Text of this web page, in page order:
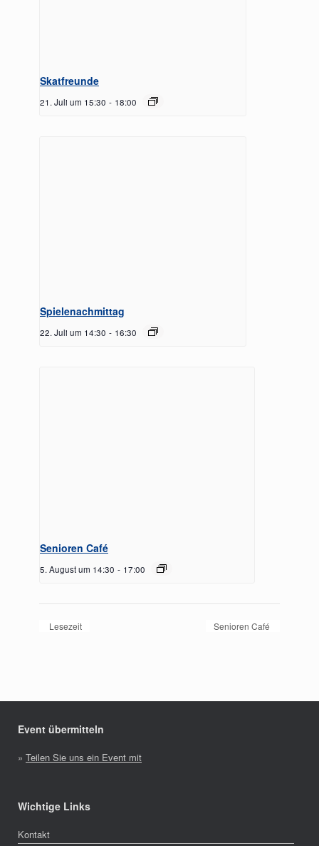
Skatfreunde
21. Juli um 15:30 - 18:00
Spielenachmittag
22. Juli um 14:30 - 16:30
Senioren Café
5. August um 14:30 - 17:00
Lesezeit Senioren Café
Event übermitteln
» Teilen Sie uns ein Event mit
Wichtige Links
Kontakt